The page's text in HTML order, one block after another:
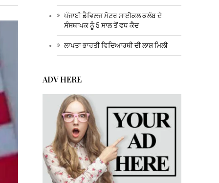
ਪੰਜਾਬੀ ਡੈਵਿਲਜ ਮੋਟਰ ਸਾਈਕਲ ਕਲੱਬ ਦੇ
ਸੰਸਥਾਪਕ ਨੂੰ 5 ਸਾਲ ਤੋਂ ਵਧ ਕੈਦ
ਲਾਪਤਾ ਭਾਰਤੀ ਵਿਦਿਆਰਥੀ ਦੀ ਲਾਸ਼ ਮਿਲੀ
ADV HERE